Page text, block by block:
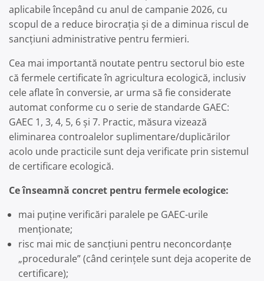
aplicabile începând cu anul de campanie 2026, cu
scopul de a reduce birocrația și de a diminua riscul de
sancțiuni administrative pentru fermieri.
Cea mai importantă noutate pentru sectorul bio este
că fermele certificate în agricultura ecologică, inclusiv
cele aflate în conversie, ar urma să fie considerate
automat conforme cu o serie de standarde GAEC:
GAEC 1, 3, 4, 5, 6 și 7. Practic, măsura vizează
eliminarea controalelor suplimentare/duplicărilor
acolo unde practicile sunt deja verificate prin sistemul
de certificare ecologică.
Ce înseamnă concret pentru fermele ecologice:
mai puține verificări paralele pe GAEC-urile
menționate;
risc mai mic de sancțiuni pentru neconcordanțe
„procedurale” (când cerințele sunt deja acoperite de
certificare);